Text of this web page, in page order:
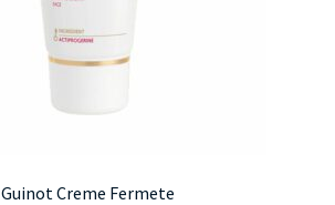
Guinot Creme Fermete